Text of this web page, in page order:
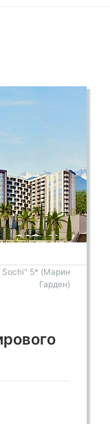
на
Не
свою жизнь
с
настоящее
Sochi" 5* (Марин
Гарден)